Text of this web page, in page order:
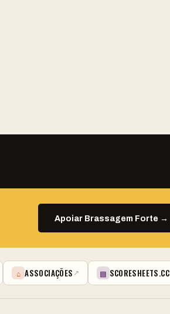
Apoiar Brassagem Forte →
⌂ ASSOCIAÇÕES ↗ ▤ SCORESHEETS.CC